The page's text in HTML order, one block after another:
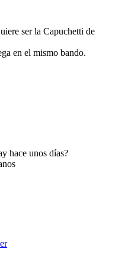
ser la Capuchetti de
en el mismo bando.
hace unos días?